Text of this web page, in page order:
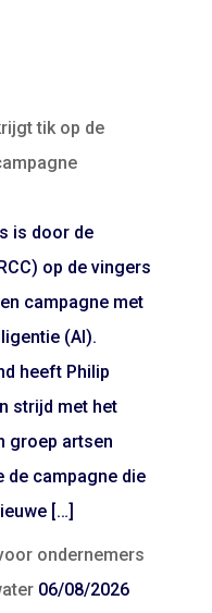
tik op de
is door de
op de vingers
campagne met
(AI).
heeft Philip
strijd met het
groep artsen
de campagne die
[…]
ondernemers
06/08/2026